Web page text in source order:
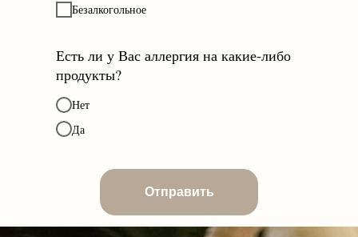
Безалкогольное
Есть ли у Вас аллергия на какие-либо
продукты?
Нет
Да
Отправить